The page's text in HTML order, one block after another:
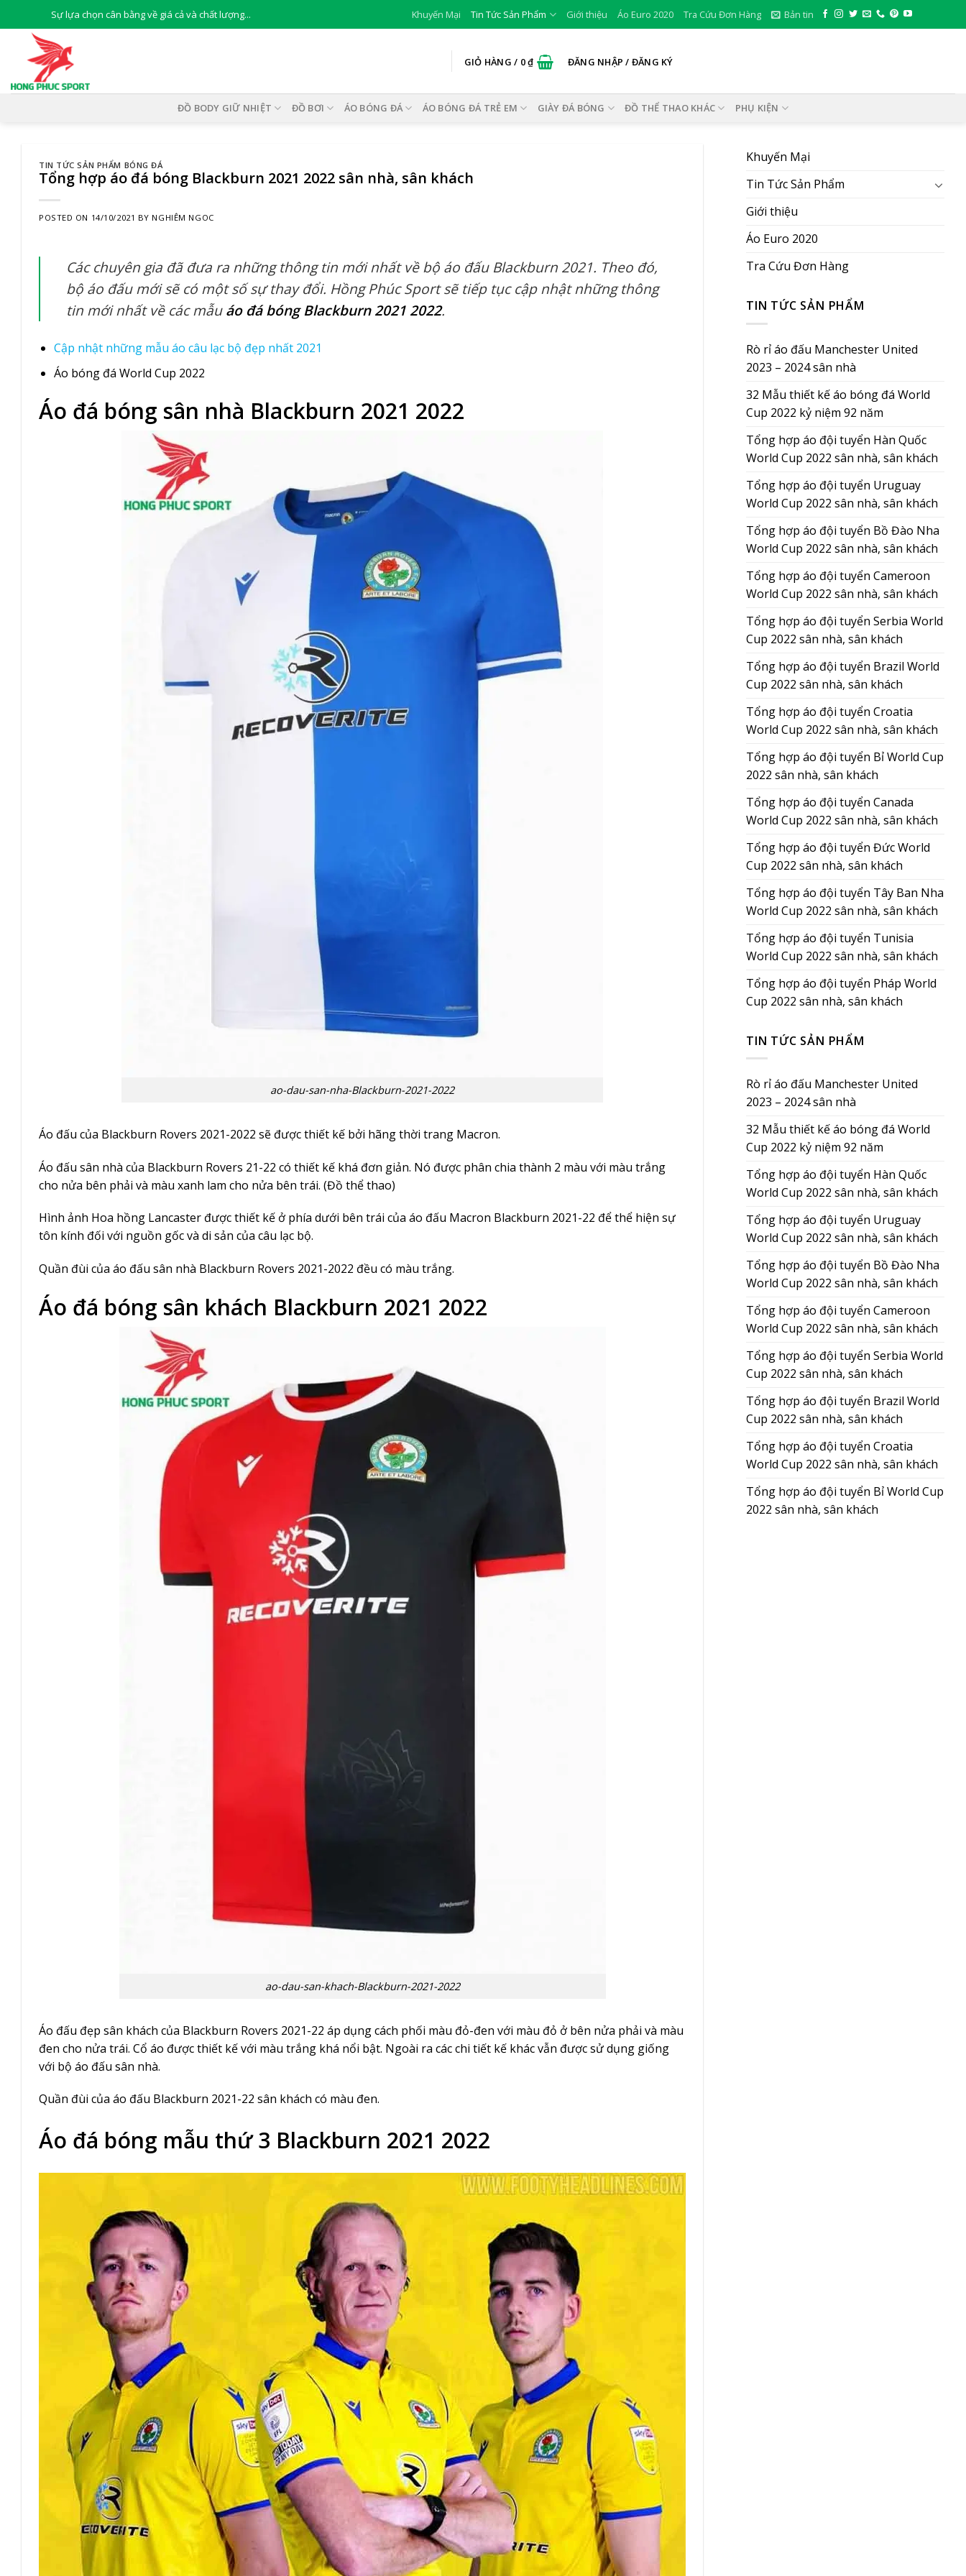
to
content
Sự lựa chọn cân bằng về giá cả và chất lượng... Khuyến Mại Tin Tức Sản Phẩm Giới thiệu Áo Euro 2020 Tra Cứu Đơn Hàng Bản tin
GIỎ HÀNG / 0₫ ĐĂNG NHẬP / ĐĂNG KÝ
ĐỒ BODY GIỮ NHIỆT ĐỒ BƠI ÁO BÓNG ĐÁ ÁO BÓNG ĐÁ TRẺ EM GIÀY ĐÁ BÓNG ĐỒ THỂ THAO KHÁC PHỤ KIỆN
TIN TỨC SẢN PHẨM BÓNG ĐÁ
Tổng hợp áo đá bóng Blackburn 2021 2022 sân nhà, sân khách
POSTED ON 14/10/2021 BY NGHIÊM NGOC
Các chuyên gia đã đưa ra những thông tin mới nhất về bộ áo đấu Blackburn 2021. Theo đó,
bộ áo đấu mới sẽ có một số sự thay đổi. Hồng Phúc Sport sẽ tiếp tục cập nhật những thông
tin mới nhất về các mẫuáo đá bóng Blackburn 2021 2022.
Cập nhật những mẫu áo câu lạc bộ đẹp nhất 2021
Áo bóng đá World Cup 2022
Áo đá bóng sân nhà Blackburn 2021 2022
ao-dau-san-nha-Blackburn-2021-2022
Áo đấu của Blackburn Rovers 2021-2022 sẽ được thiết kế bởi hãng thời trang Macron.
Áo đấu sân nhà của Blackburn Rovers 21-22 có thiết kế khá đơn giản. Nó được phân chia thành 2 màu với màu trắng
cho nửa bên phải và màu xanh lam cho nửa bên trái. (Đồ thể thao)
Hình ảnh Hoa hồng Lancaster được thiết kế ở phía dưới bên trái của áo đấu Macron Blackburn 2021-22 để thể hiện sự
tôn kính đối với nguồn gốc và di sản của câu lạc bộ.
Quần đùi của áo đấu sân nhà Blackburn Rovers 2021-2022 đều có màu trắng.
Áo đá bóng sân khách Blackburn 2021 2022
ao-dau-san-khach-Blackburn-2021-2022
Áo đấu đẹp sân khách của Blackburn Rovers 2021-22 áp dụng cách phối màu đỏ-đen với màu đỏ ở bên nửa phải và màu
đen cho nửa trái. Cổ áo được thiết kế với màu trắng khá nổi bật. Ngoài ra các chi tiết kế khác vẫn được sử dụng giống
với bộ áo đấu sân nhà.
Quần đùi của áo đấu Blackburn 2021-22 sân khách có màu đen.
Áo đá bóng mẫu thứ 3 Blackburn 2021 2022
Khuyến Mại
Tin Tức Sản Phẩm
Giới thiệu
Áo Euro 2020
Tra Cứu Đơn Hàng
TIN TỨC SẢN PHẨM
Rò rỉ áo đấu Manchester United
2023 – 2024 sân nhà
32 Mẫu thiết kế áo bóng đá World
Cup 2022 kỷ niệm 92 năm
Tổng hợp áo đội tuyển Hàn Quốc
World Cup 2022 sân nhà, sân khách
Tổng hợp áo đội tuyển Uruguay
World Cup 2022 sân nhà, sân khách
Tổng hợp áo đội tuyển Bồ Đào Nha
World Cup 2022 sân nhà, sân khách
Tổng hợp áo đội tuyển Cameroon
World Cup 2022 sân nhà, sân khách
Tổng hợp áo đội tuyển Serbia World
Cup 2022 sân nhà, sân khách
Tổng hợp áo đội tuyển Brazil World
Cup 2022 sân nhà, sân khách
Tổng hợp áo đội tuyển Croatia
World Cup 2022 sân nhà, sân khách
Tổng hợp áo đội tuyển Bỉ World Cup
2022 sân nhà, sân khách
Tổng hợp áo đội tuyển Canada
World Cup 2022 sân nhà, sân khách
Tổng hợp áo đội tuyển Đức World
Cup 2022 sân nhà, sân khách
Tổng hợp áo đội tuyển Tây Ban Nha
World Cup 2022 sân nhà, sân khách
Tổng hợp áo đội tuyển Tunisia
World Cup 2022 sân nhà, sân khách
Tổng hợp áo đội tuyển Pháp World
Cup 2022 sân nhà, sân khách
TIN TỨC SẢN PHẨM
Rò rỉ áo đấu Manchester United
2023 – 2024 sân nhà
32 Mẫu thiết kế áo bóng đá World
Cup 2022 kỷ niệm 92 năm
Tổng hợp áo đội tuyển Hàn Quốc
World Cup 2022 sân nhà, sân khách
Tổng hợp áo đội tuyển Uruguay
World Cup 2022 sân nhà, sân khách
Tổng hợp áo đội tuyển Bồ Đào Nha
World Cup 2022 sân nhà, sân khách
Tổng hợp áo đội tuyển Cameroon
World Cup 2022 sân nhà, sân khách
Tổng hợp áo đội tuyển Serbia World
Cup 2022 sân nhà, sân khách
Tổng hợp áo đội tuyển Brazil World
Cup 2022 sân nhà, sân khách
Tổng hợp áo đội tuyển Croatia
World Cup 2022 sân nhà, sân khách
Tổng hợp áo đội tuyển Bỉ World Cup
2022 sân nhà, sân khách